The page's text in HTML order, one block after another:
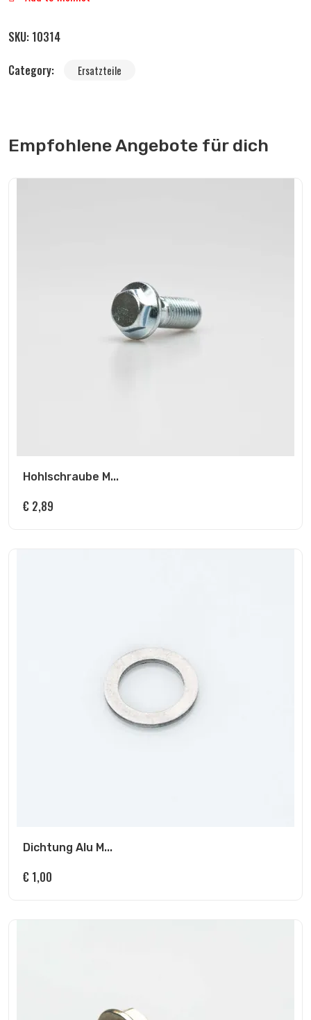
SKU: 10314
Category:
Ersatzteile
Empfohlene Angebote für dich
Hohlschraube M...
€ 2,89
Dichtung Alu M...
€ 1,00